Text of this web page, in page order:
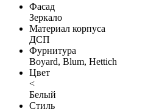
Фасад
Зеркало
Материал корпуса
ДСП
Фурнитура
Boyard, Blum, Hettich
Цвет
<
Белый
Стиль